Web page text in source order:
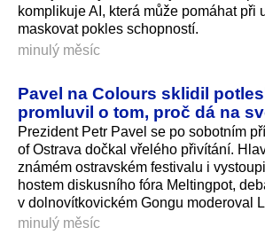
komplikuje AI, která může pomáhat při
maskovat pokles schopností.
minulý měsíc
Pavel na Colours sklidil
promluvil o tom, proč dá na
Prezident Petr Pavel se po sobotním
of Ostrava dočkal vřelého přivítání.
známém ostravském festivalu i
hostem diskusního fóra Meltingpot,
v dolnovítkovickém Gongu moderoval
minulý měsíc